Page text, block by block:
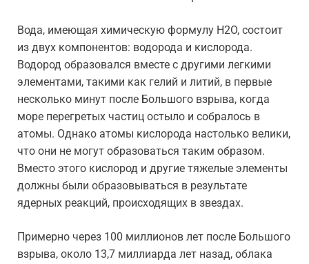
Вода, имеющая химическую формулу H2O, состоит
из двух компонентов: водорода и кислорода.
Водород образовался вместе с другими легкими
элементами, такими как гелий и литий, в первые
несколько минут после Большого взрыва, когда
море перегретых частиц остыло и собралось в
атомы. Однако атомы кислорода настолько велики,
что они не могут образоваться таким образом.
Вместо этого кислород и другие тяжелые элементы
должны были образовываться в результате
ядерных реакций, происходящих в звездах.
Примерно через 100 миллионов лет после Большого
взрыва, около 13,7 миллиарда лет назад, облака